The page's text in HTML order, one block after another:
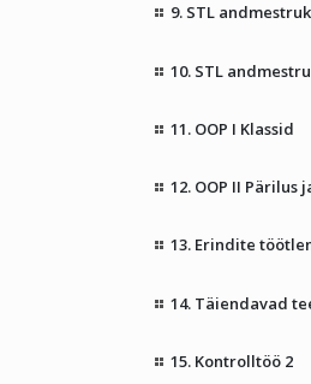
9. STL
10. STL
11. OOP I Klassid
12. OOP II Pärilus
13. Erindite
14. Täiendavad
15. Kontrolltöö 2